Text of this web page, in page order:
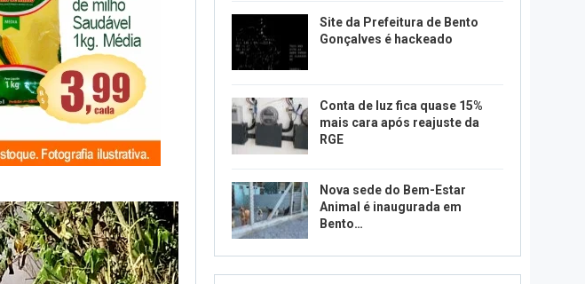
Site da Prefeitura de Bento
Gonçalves é hackeado
Conta de luz fica quase 15%
mais cara após reajuste da
RGE
Nova sede do Bem-Estar
Animal é inaugurada em
Bento…